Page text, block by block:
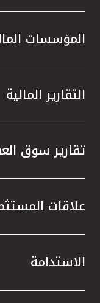
المؤسسات
التقارير المالية
تقارير سوق
علاقات
الاستدامة